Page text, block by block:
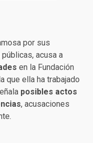
por sus
acusa a
en la Fundación
que ella ha trabajado
posibles actos
, acusaciones